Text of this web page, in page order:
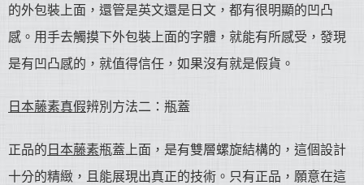
的外包裝上面，還管是英文還是日文，都有很明顯的凹凸
感。用手去觸摸下外包裝上面的字體，就能有所感受，發現
是有凹凸感的，就值得信任，如果沒有就是假貨。
日本藤素真假辨別方法二：瓶蓋
正品的 日本藤素瓶蓋上面，是有雙層螺旋結構的，這個設計
十分的精緻，且能展現出真正的技術。只有正品，願意在這